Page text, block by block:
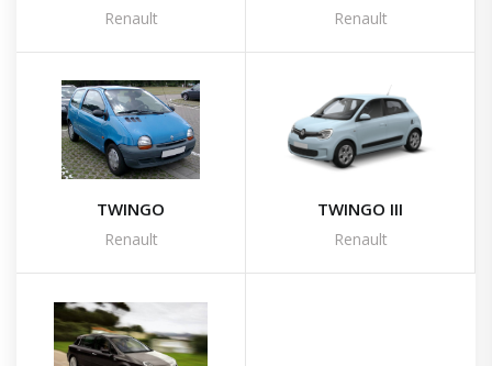
Renault Renault
TWINGO
Renault
TWINGO III
Renault